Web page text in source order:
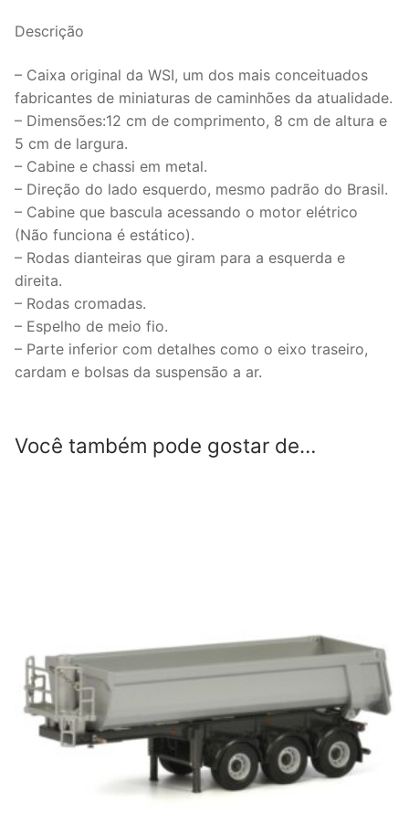
1:50
WSI.
quantidade
Descrição
– Caixa original da WSI, um dos mais conceituados
fabricantes de miniaturas de caminhões da atualidade.
– Dimensões:12 cm de comprimento, 8 cm de altura e
5 cm de largura.
– Cabine e chassi em metal.
– Direção do lado esquerdo, mesmo padrão do Brasil.
– Cabine que bascula acessando o motor elétrico
(Não funciona é estático).
– Rodas dianteiras que giram para a esquerda e
direita.
– Rodas cromadas.
– Espelho de meio fio.
– Parte inferior com detalhes como o eixo traseiro,
cardam e bolsas da suspensão a ar.
Você também pode gostar de…